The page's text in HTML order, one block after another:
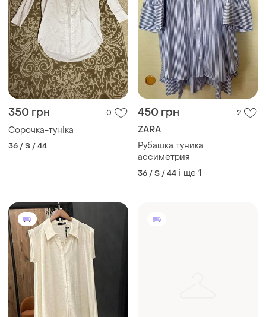
350 грн 0
Сорочка-туніка
36 / S / 44
450 грн 2
ZARA
Рубашка туника
ассиметрия
36 / S / 44 і ще 1